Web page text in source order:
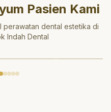
Pasien Kami
perawatan dental estetika di
Indah Dental